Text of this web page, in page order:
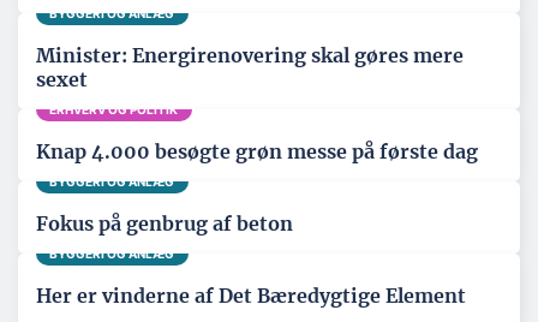
BYGGERI OG ANLÆG
Minister: Energirenovering skal gøres mere
sexet
ERHVERV OG POLITIK
Knap 4.000 besøgte grøn messe på første dag
BYGGERI OG ANLÆG
Fokus på genbrug af beton
BYGGERI OG ANLÆG
Her er vinderne af Det Bæredygtige Element